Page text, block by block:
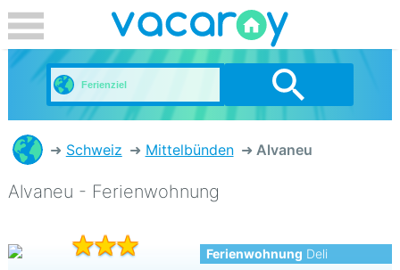
Schweiz Mittelbünden Alvaneu
Alvaneu - Ferienwohnung
Ferienwohnung Deli